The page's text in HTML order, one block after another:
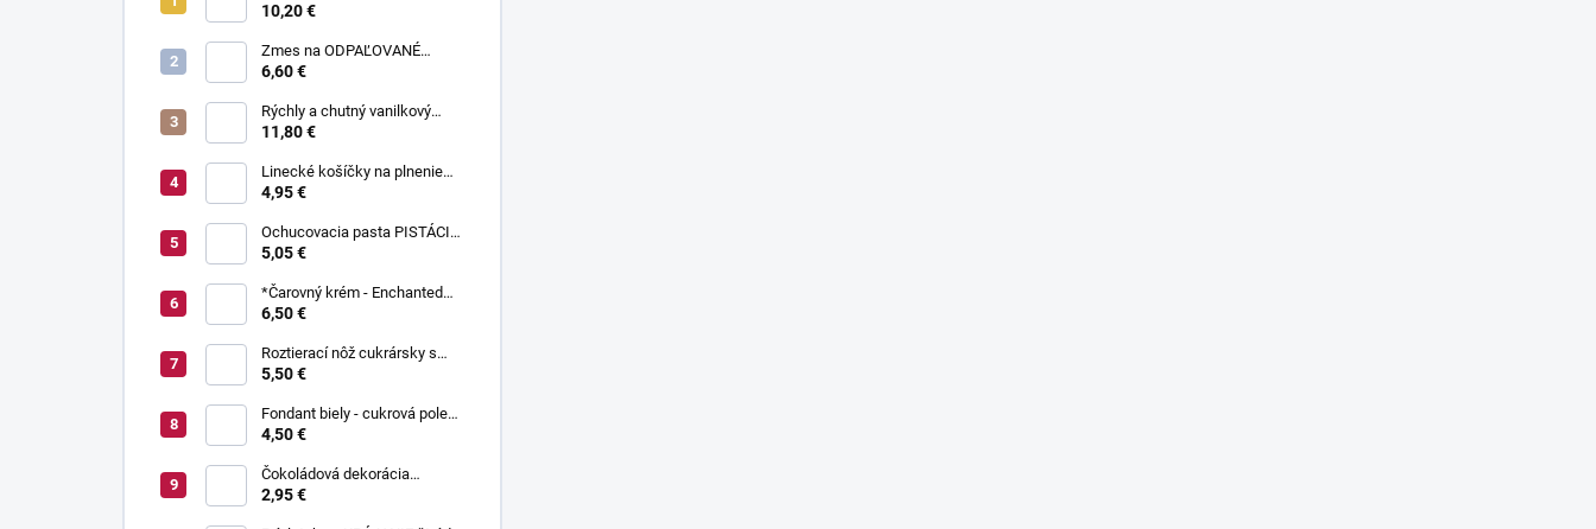
druhy 34 ks
10,20 €
Zmes na ODPAĽOVANÉ
CESTO bez odpaľovania 500 g
6,60 €
Rýchly a chutný vanilkový
puding bez varenia 1 kg
11,80 €
Linecké košíčky na plnenie
300 g
4,95 €
Ochucovacia pasta PISTÁCIA
70 g
5,05 €
*Čarovný krém - Enchanted
Cream ® 450 g
6,50 €
Roztierací nôž cukrársky s
ohnutou čepeľou 37 cm
5,50 €
Fondant biely - cukrová poleva
800 g
4,50 €
Čokoládová dekorácia
pruhované paličky TWISTER
2,95 €